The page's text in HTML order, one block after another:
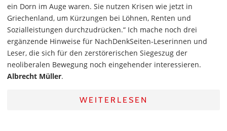
ein Dorn im Auge waren. Sie nutzen Krisen wie jetzt in
Griechenland, um Kürzungen bei Löhnen, Renten und
Sozialleistungen durchzudrücken.“ Ich mache noch drei
ergänzende Hinweise für NachDenkSeiten-Leserinnen und
Leser, die sich für den zerstörerischen Siegeszug der
neoliberalen Bewegung noch eingehender interessieren.
Albrecht Müller.
WEITERLESEN